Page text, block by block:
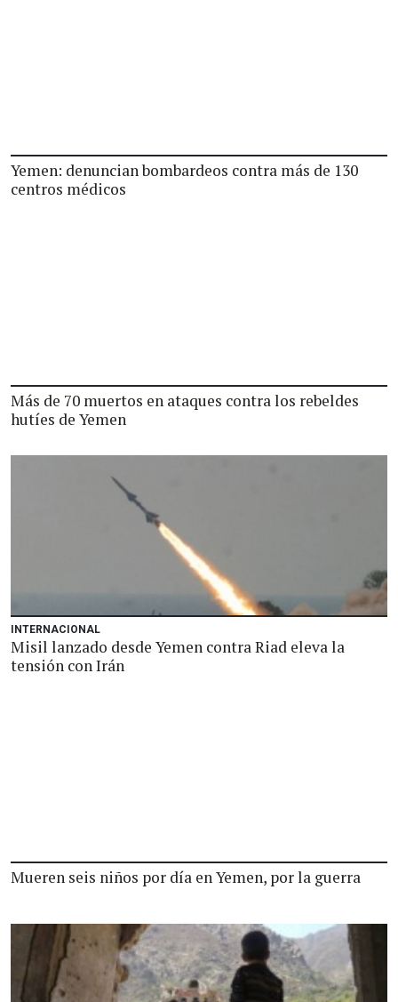
Yemen: denuncian bombardeos contra más de 130
centros médicos
Más de 70 muertos en ataques contra los rebeldes
hutíes de Yemen
INTERNACIONAL
Misil lanzado desde Yemen contra Riad eleva la
tensión con Irán
Mueren seis niños por día en Yemen, por la guerra